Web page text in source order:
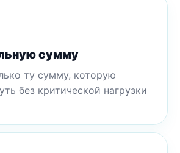
сумму
ту сумму, которую
без критической нагрузки